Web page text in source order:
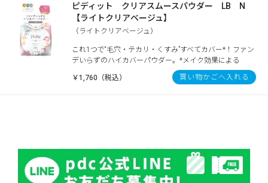
ピディット クリアスムースパウダー LB N
【ライトクリアベージュ】
（ライトクリアベージュ）
これ1つで“毛穴・テカリ・くすみ”すべてカバー*！ファン
デいらずのハイカバーパウダー。*メイク効果による
￥1,760（税込） 買い物かごへ入れる